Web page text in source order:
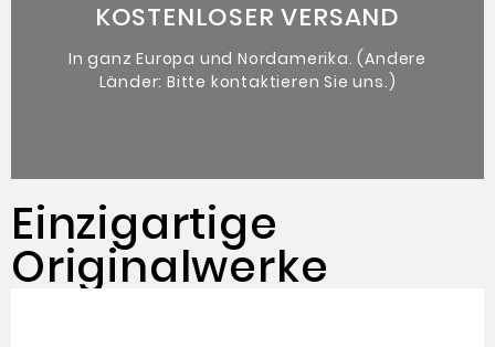
KOSTENLOSER VERSAND
In ganz Europa und Nordamerika. (Andere
Länder: Bitte kontaktieren Sie uns.)
Originales zeitgenössisches
Einzigartige
Originalwerke